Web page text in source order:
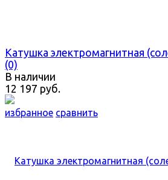
избранное сравнить
Катушка электромагнитная
(0)
В наличии
12 197 руб.